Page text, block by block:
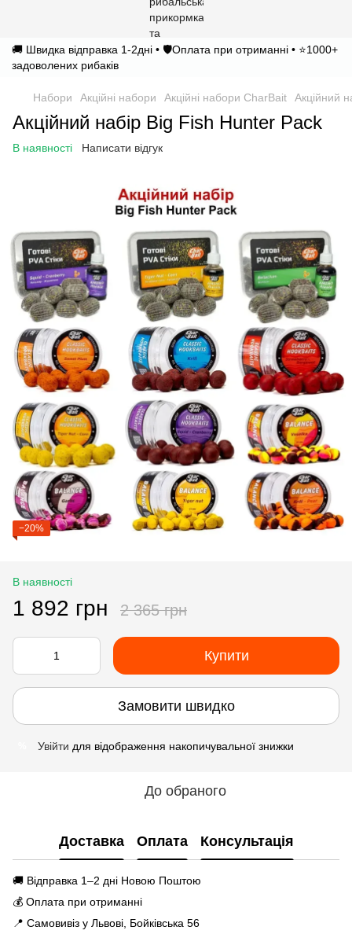
🚚 Швидка відправка 1-2дні • 🛡️Оплата при отриманні • ⭐1000+
задоволених рибаків
Набори Акційні набори Акційні набори CharBait Акційний
Акційний набір Big Fish Hunter Pack
В наявності Написати відгук
−20%
В наявності
1 892 грн 2 365 грн
Купити
Замовити швидко
Увійти для відображення накопичувальної знижки
До обраного
Доставка Оплата Консультація
🚚 Відправка 1–2 дні Новою Поштою
💰 Оплата при отриманні
📍 Самовивіз у Львові, Бойківська 56